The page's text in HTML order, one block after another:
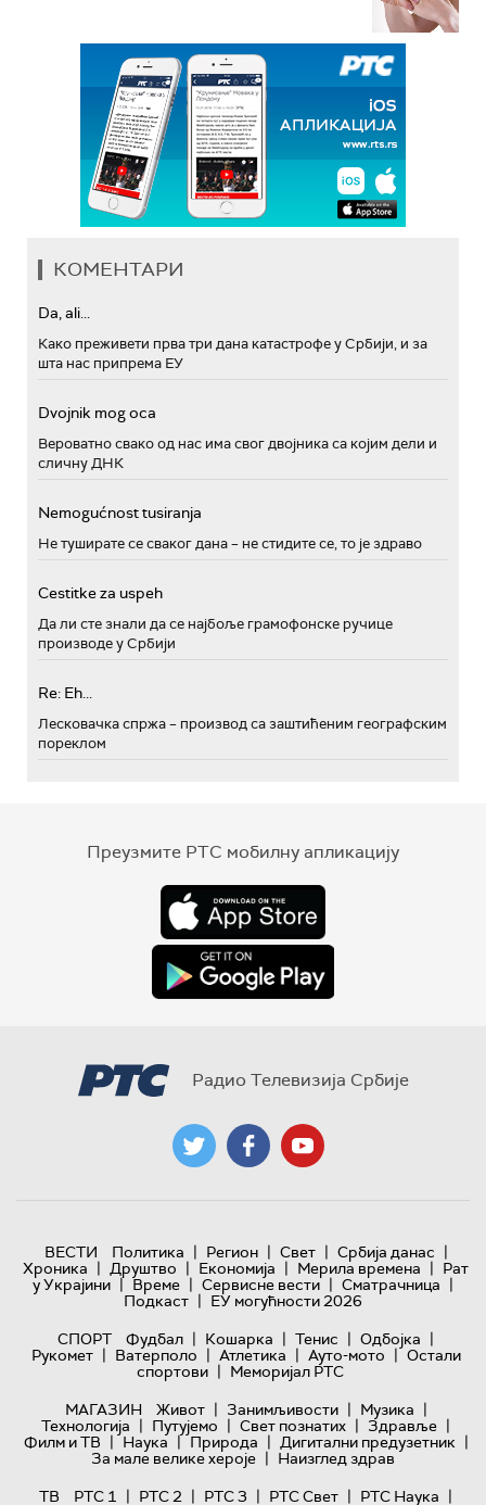
КОМЕНТАРИ
Da, ali...
Како преживети прва три дана катастрофе у Србији, и за
шта нас припрема ЕУ
Dvojnik mog oca
Вероватно свако од нас има свог двојника са којим дели и
сличну ДНК
Nemogućnost tusiranja
Не туширате се сваког дана – не стидите се, то је здраво
Cestitke za uspeh
Да ли сте знали да се најбоље грамофонске ручице
производе у Србији
Re: Eh...
Лесковачка спржа – производ са заштићеним географским
пореклом
Преузмите РТС мобилну апликацију
Радио Телевизија Србије
ВЕСТИ Политика | Регион | Свет | Србија данас |
Хроника | Друштво | Економија | Мерила времена | Рат
у Украјини | Време | Сервисне вести | Сматрачница |
Подкаст | ЕУ могућности 2026
СПОРТ
Фудбал | Кошарка | Тенис | Одбојка |
Рукомет | Ватерполо | Атлетика | Ауто-мото | Остали
спортови | Меморијал РТС
МАГАЗИН
Живот | Занимљивости | Музика |
Технологијa | Путујемо | Свет познатих | Здравље |
Филм и ТВ | Наука | Природа | Дигитални предузетник |
За мале велике хероје | Наизглед здрав
ТВ
РТС 1 | РТС 2 | РТС 3 | РТС Свет | РТС Наука |